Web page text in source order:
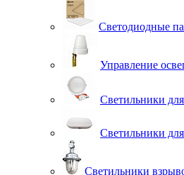
Светодиодные
Управление
Светильники
Светильники
Светильники